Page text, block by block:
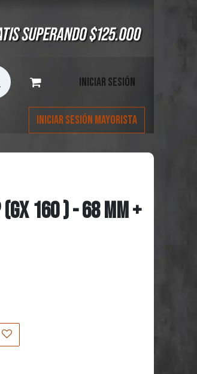
Iniciar sesión
Iniciar Sesión Mayorista
(GX 160 ) - 68 MM +